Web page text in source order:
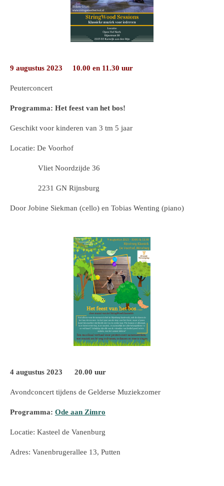
9 augustus 2023 10.00 en 11.30 uur
Peuterconcert
Programma: Het feest van het bos!
Geschikt voor kinderen van 3 tm 5 jaar
Locatie: De Voorhof
Vliet Noordzijde 36
2231 GN Rijnsburg
Door Jobine Siekman (cello) en Tobias Wenting (piano)
4 augustus 2023 20.00 uur
Avondconcert tijdens de Gelderse Muziekzomer
Programma: Ode aan Zimro
Locatie: Kasteel de Vanenburg
Adres: Vanenbrugerallee 13, Putten